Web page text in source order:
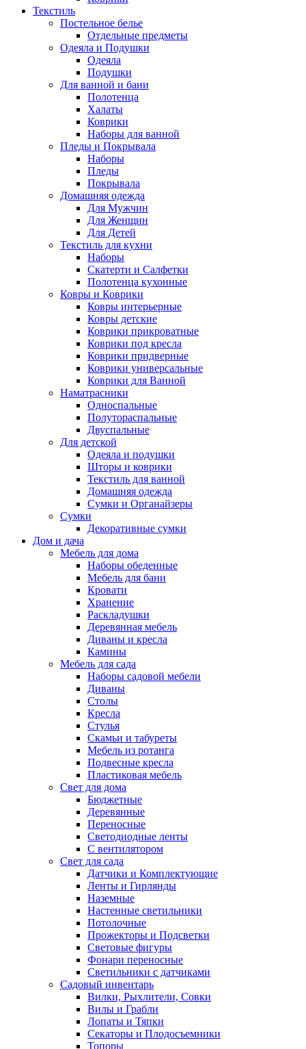
Текстиль
Постельное белье
Отдельные предметы
Одеяла и Подушки
Одеяла
Подушки
Для ванной и бани
Полотенца
Халаты
Коврики
Наборы для ванной
Пледы и Покрывала
Наборы
Пледы
Покрывала
Домашняя одежда
Для Мужчин
Для Женщин
Для Детей
Текстиль для кухни
Наборы
Скатерти и Салфетки
Полотенца кухонные
Ковры и Коврики
Ковры интерьерные
Ковры детские
Коврики прикроватные
Коврики под кресла
Коврики придверные
Коврики универсальные
Коврики для Ванной
Наматрасники
Односпальные
Полутораспальные
Двуспальные
Для детской
Одеяла и подушки
Шторы и коврики
Текстиль для ванной
Домашняя одежда
Сумки и Органайзеры
Сумки
Декоративные сумки
Дом и дача
Мебель для дома
Наборы обеденные
Мебель для бани
Кровати
Хранение
Раскладушки
Деревянная мебель
Диваны и кресла
Камины
Мебель для сада
Наборы садовой мебели
Диваны
Столы
Кресла
Стулья
Скамьи и табуреты
Мебель из ротанга
Подвесные кресла
Пластиковая мебель
Свет для дома
Бюджетные
Деревянные
Переносные
Светодиодные ленты
С вентилятором
Свет для сада
Датчики и Комплектующие
Ленты и Гирлянды
Наземные
Настенные светильники
Потолочные
Прожекторы и Подсветки
Световые фигуры
Фонари переносные
Светильники с датчиками
Садовый инвентарь
Вилки, Рыхлители, Совки
Вилы и Грабли
Лопаты и Тяпки
Секаторы и Плодосъемники
Топоры